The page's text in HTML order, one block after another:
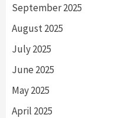
September 2025
August 2025
July 2025
June 2025
May 2025
April 2025